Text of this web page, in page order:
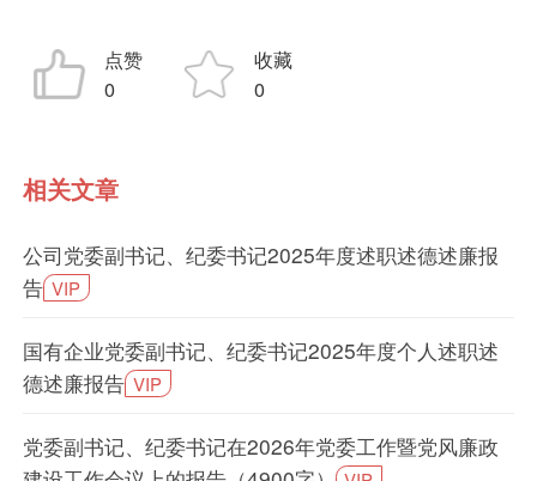
点赞
0
收藏
0
相关文章
公司党委副书记、纪委书记2025年度述职述德述廉报
告 VIP
国有企业党委副书记、纪委书记2025年度个人述职述
德述廉报告 VIP
党委副书记、纪委书记在2026年党委工作暨党风廉政